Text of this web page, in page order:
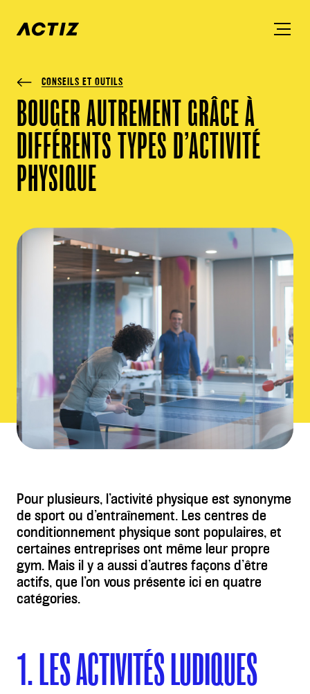
CONSEILS ET OUTILS
BOUGER AUTREMENT GRÂCE À
DIFFÉRENTS TYPES D’ACTIVITÉ
PHYSIQUE
Pour plusieurs, l’activité physique est synonyme
de sport ou d’entraînement. Les centres de
conditionnement physique sont populaires, et
certaines entreprises ont même leur propre
gym. Mais il y a aussi d’autres façons d’être
actifs, que l’on vous présente ici en quatre
catégories.
1. LES ACTIVITÉS LUDIQUES